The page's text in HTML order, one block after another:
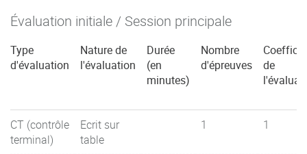
Évaluation initiale / Session principale
Type
d'évaluation
Nature de
l'évaluation
Durée
(en
minutes)
Nombre
d'épreuves
de
CT (contrôle
terminal)
Ecrit sur
table
1 1